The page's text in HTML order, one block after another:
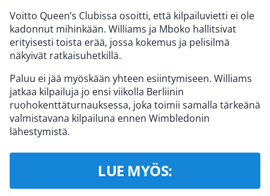
Voitto Queen’s Clubissa osoitti, että kilpailuvietti ei ole
kadonnut mihinkään. Williams ja Mboko hallitsivat
erityisesti toista erää, jossa kokemus ja pelisilmä
näkyivät ratkaisuhetkillä.
Paluu ei jää myöskään yhteen esiintymiseen. Williams
jatkaa kilpailuja jo ensi viikolla Berliinin
ruohokenttäturnauksessa, joka toimii samalla tärkeänä
valmistavana kilpailuna ennen Wimbledonin
lähestymistä.
LUE MYÖS: